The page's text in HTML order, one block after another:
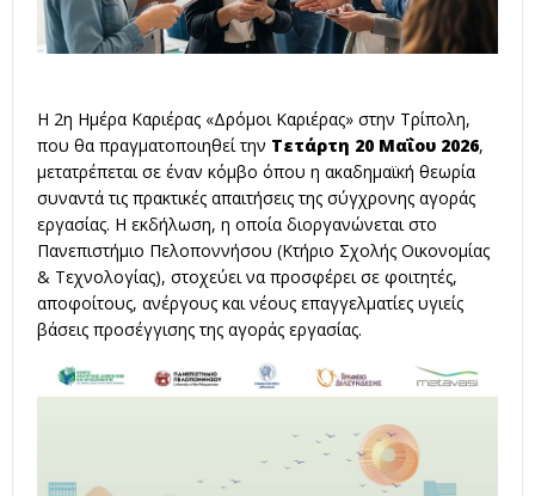
Η 2η Ημέρα Καριέρας «Δρόμοι Καριέρας» στην Τρίπολη,
που θα πραγματοποιηθεί την Τετάρτη 20 Μαΐου 2026,
μετατρέπεται σε έναν κόμβο όπου η ακαδημαϊκή θεωρία
συναντά τις πρακτικές απαιτήσεις της σύγχρονης αγοράς
εργασίας. Η εκδήλωση, η οποία διοργανώνεται στο
Πανεπιστήμιο Πελοποννήσου (Κτήριο Σχολής Οικονομίας
& Τεχνολογίας), στοχεύει να προσφέρει σε φοιτητές,
αποφοίτους, ανέργους και νέους επαγγελματίες υγιείς
βάσεις προσέγγισης της αγοράς εργασίας.